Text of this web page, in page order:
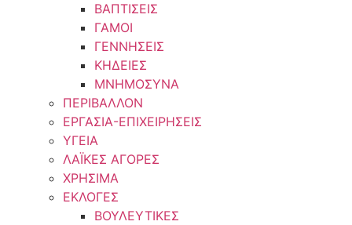
ΒΑΠΤΙΣΕΙΣ
ΓΑΜΟΙ
ΓΕΝΝΗΣΕΙΣ
ΚΗΔΕΙΕΣ
ΜΝΗΜΟΣΥΝΑ
ΠΕΡΙΒΑΛΛΟΝ
ΕΡΓΑΣΙΑ-ΕΠΙΧΕΙΡΗΣΕΙΣ
ΥΓΕΙΑ
ΛΑΪΚΕΣ ΑΓΟΡΕΣ
ΧΡΗΣΙΜΑ
ΕΚΛΟΓΕΣ
ΒΟΥΛΕΥΤΙΚΕΣ